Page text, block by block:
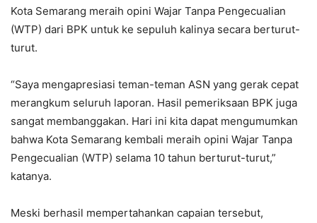
Kota Semarang meraih opini Wajar Tanpa Pengecualian
(WTP) dari BPK untuk ke sepuluh kalinya secara berturut-
turut.
“Saya mengapresiasi teman-teman ASN yang gerak cepat
merangkum seluruh laporan. Hasil pemeriksaan BPK juga
sangat membanggakan. Hari ini kita dapat mengumumkan
bahwa Kota Semarang kembali meraih opini Wajar Tanpa
Pengecualian (WTP) selama 10 tahun berturut-turut,”
katanya.
Meski berhasil mempertahankan capaian tersebut,